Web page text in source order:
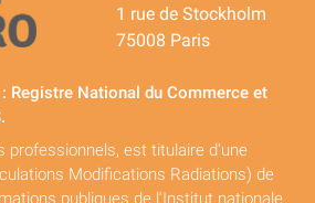
1 rue de Stockholm
75008 Paris
Registre National du Commerce et
professionnels, est titulaire d'une
Modifications Radiations) de
publiques de l'Institut nationale